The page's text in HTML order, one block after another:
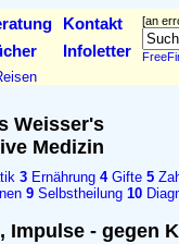
Kontakt [an
Infoletter
Weisser's
Medizin
3 Ernährung 4Gifte 5
9 Selbstheilung 10
Impulse - gegen